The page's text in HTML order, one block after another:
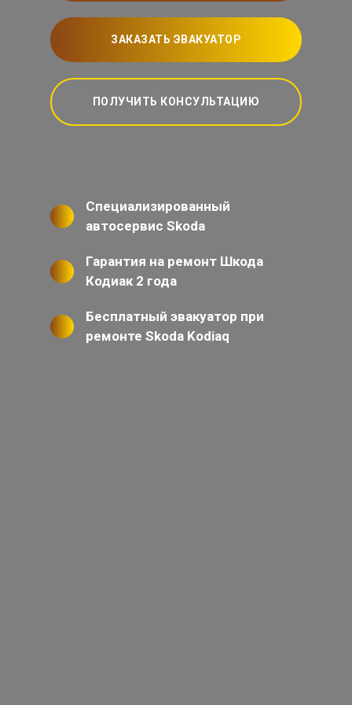
ЗАКАЗАТЬ ЭВАКУАТОР
ПОЛУЧИТЬ КОНСУЛЬТАЦИЮ
Специализированный
автосервис Skoda
Гарантия на ремонт Шкода
Кодиак 2 года
Бесплатный эвакуатор при
ремонте Skoda Kodiaq